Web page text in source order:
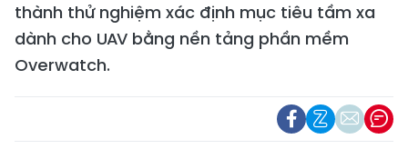
thành thử nghiệm xác định mục tiêu tầm xa
dành cho UAV bằng nền tảng phần mềm
Overwatch.